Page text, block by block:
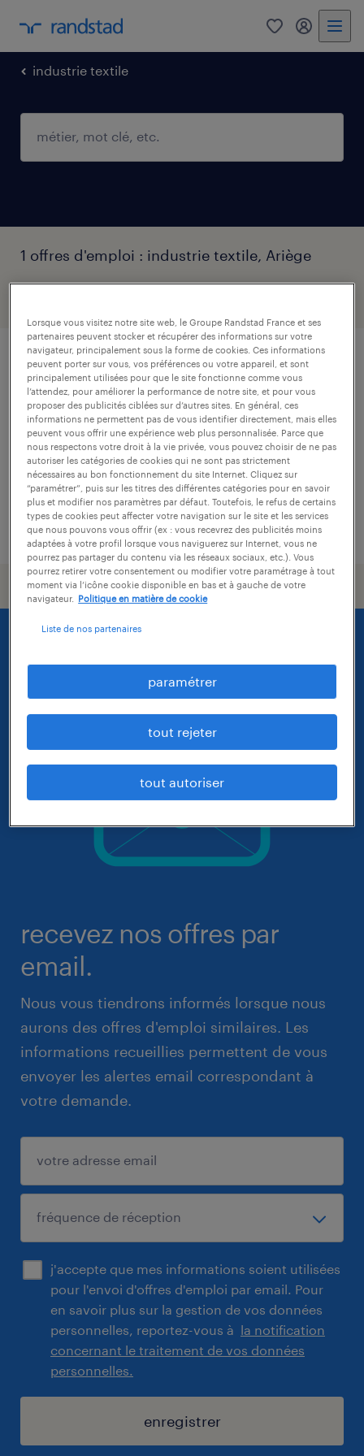
0 mon
industrie textile
1 offres d'emploi : industrie textile, Ariège
conducteur de ligne (f/h)
lavelanet, ariège
intérim
13,00 € par heure
publié le 17 juillet 2026
recevez nos offres par
email.
Nous vous tiendrons informés lorsque nous
aurons des offres d'emploi similaires. Les
informations recueillies permettent de vous
envoyer les alertes email correspondant à
votre demande.
j'accepte que mes informations soient utilisées
pour l'envoi d'offres d'emploi par email. Pour
en savoir plus sur la gestion de vos données
personnelles, reportez-vous à la notification
concernant le traitement de vos données
personnelles.
enregistrer
Lorsque vous visitez notre site web, le Groupe Randstad France et ses
partenaires peuvent stocker et récupérer des informations sur votre
navigateur, principalement sous la forme de cookies. Ces informations
peuvent porter sur vous, vos préférences ou votre appareil, et sont
principalement utilisées pour que le site fonctionne comme vous
l’attendez, pour améliorer la performance de notre site, et pour vous
proposer des publicités ciblées sur d’autres sites. En général, ces
informations ne permettent pas de vous identifier directement, mais elles
peuvent vous offrir une expérience web plus personnalisée. Parce que
nous respectons votre droit à la vie privée, vous pouvez choisir de ne pas
autoriser les catégories de cookies qui ne sont pas strictement
nécessaires au bon fonctionnement du site Internet. Cliquez sur
“paramétrer”, puis sur les titres des différentes catégories pour en savoir
plus et modifier nos paramètres par défaut. Toutefois, le refus de certains
types de cookies peut affecter votre navigation sur le site et les services
que nous pouvons vous offrir (ex : vous recevrez des publicités moins
adaptées à votre profil lorsque vous naviguerez sur Internet, vous ne
pourrez pas partager du contenu via les réseaux sociaux, etc.). Vous
pourrez retirer votre consentement ou modifier votre paramétrage à tout
moment via l’icône cookie disponible en bas et à gauche de votre
navigateur.
Politique en matière de cookie
Liste de nos partenaires
paramétrer
tout rejeter
tout autoriser